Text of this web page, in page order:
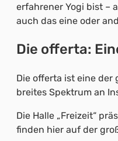
erfahrener Yogi bist –
auch das eine oder
Die offerta:
Die offerta ist eine der
breites Spektrum an
Die Halle „Freizeit“
finden hier auf der